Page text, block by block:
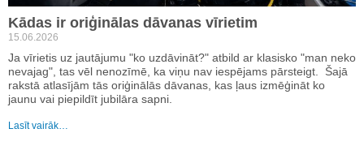
Kādas ir oriģinālas dāvanas vīrietim
15.06.2026
Ja vīrietis uz jautājumu "ko uzdāvināt?" atbild ar klasisko "man neko
nevajag", tas vēl nenozīmē, ka viņu nav iespējams pārsteigt. Šajā
rakstā atlasījām tās oriģinālās dāvanas, kas ļaus izmēģināt ko
jaunu vai piepildīt jubilāra sapni.
Lasīt vairāk…